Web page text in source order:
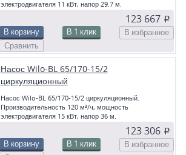
электродвигателя 11 кВт, напор 29.7 м.
123 667 p
В корзину В 1 клик
В избранное
Сравнить
Насос Wilo-BL 65/170-15/2
циркуляционный
Насос Wilo-BL 65/170-15/2 циркуляционный.
Производительность 120 м³/ч, мощность
электродвигателя 15 кВт, напор 36 м.
123 306 p
В корзину В 1 клик
В избранное